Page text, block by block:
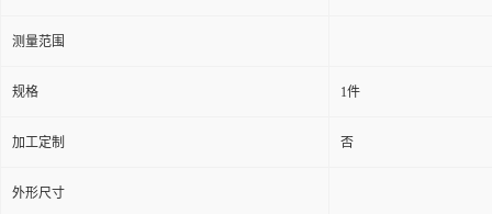
测量范围
规格 1件
加工定制 否
外形尺寸